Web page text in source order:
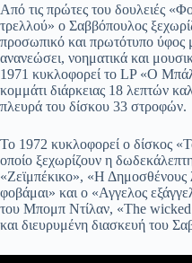
Από τις πρώτες του δουλειές
τρελλού» ο Σαββόπουλος
προσωπικό και πρωτότυπο ύφος
ανανεώσει, νοηματικά και
1971 κυκλοφορεί το LP «Ο
κομμάτι διάρκειας 18 λεπτών
πλευρά του δίσκου 33 στροφών.
Το 1972 κυκλοφορεί ο δίσκος
οποίο ξεχωρίζουν η
«Ζεϊμπέκικο», «Η Δημοσθένους
φοβάμαι» και ο «Αγγελος
του Μπομπ Ντίλαν, «The
και διευρυμένη διασκευή του